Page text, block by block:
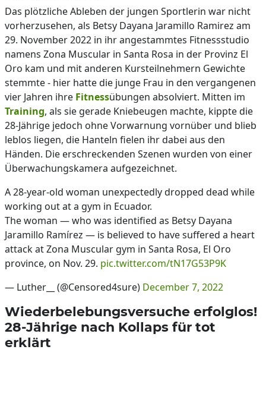
Das plötzliche Ableben der jungen Sportlerin war nicht
vorherzusehen, als Betsy Dayana Jaramillo Ramirez am
29. November 2022 in ihr angestammtes Fitnessstudio
namens Zona Muscular in Santa Rosa in der Provinz El
Oro kam und mit anderen Kursteilnehmern Gewichte
stemmte - hier hatte die junge Frau in den vergangenen
vier Jahren ihre Fitnessübungen absolviert. Mitten im
Training, als sie gerade Kniebeugen machte, kippte die
28-Jährige jedoch ohne Vorwarnung vornüber und blieb
leblos liegen, die Hanteln fielen ihr dabei aus den
Händen. Die erschreckenden Szenen wurden von einer
Überwachungskamera aufgezeichnet.
A 28-year-old woman unexpectedly dropped dead while
working out at a gym in Ecuador.
The woman — who was identified as Betsy Dayana
Jaramillo Ramírez — is believed to have suffered a heart
attack at Zona Muscular gym in Santa Rosa, El Oro
province, on Nov. 29. pic.twitter.com/tN17G53P9K
— Luther__ (@Censored4sure) December 7, 2022
Wiederbelebungsversuche erfolglos!
28-Jährige nach Kollaps für tot
erklärt